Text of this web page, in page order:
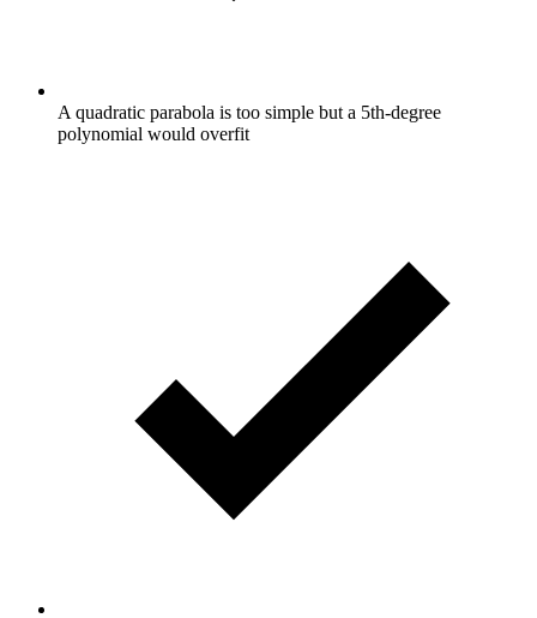
A quadratic parabola is too simple but a 5th-degree
polynomial would overfit